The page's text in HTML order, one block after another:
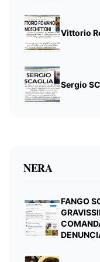
Vittorio
Sergio
NERA
FANGO